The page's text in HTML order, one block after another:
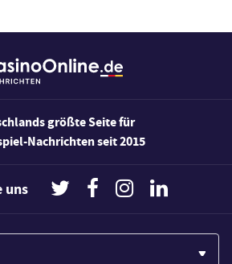
größte Seite für
Nachrichten seit 2015
uns